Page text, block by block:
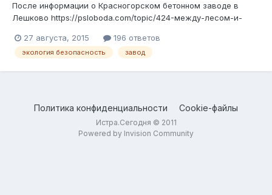
После информации о Красногорском бетонном заводе в
Лешково https://psloboda.com/topic/424-между-лесом-и-
сельского поселения, возникла мысль узнать про другие
предприятия в окрестностях, в частности про мясокомбинат
27 августа, 2015 196 ответов
экология безопасность завод
Политика конфиденциальности Cookie-файлы
Истра.Сегодня © 2011
Powered by Invision Community